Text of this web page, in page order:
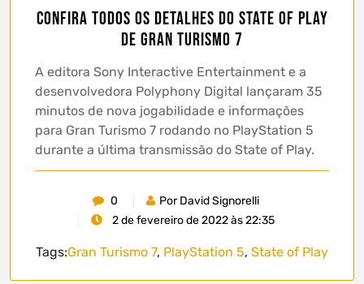
Confira todos os detalhes do State of Play
de Gran Turismo 7
A editora Sony Interactive Entertainment e a
desenvolvedora Polyphony Digital lançaram 35
minutos de nova jogabilidade e informações
para Gran Turismo 7 rodando no PlayStation 5
durante a última transmissão do State of Play.
0
Por David Signorelli
2 de fevereiro de 2022 às 22:35
Tags:Gran Turismo 7, PlayStation 5, State of Play